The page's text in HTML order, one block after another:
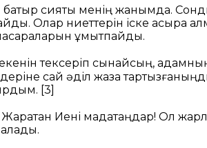
батыр сияқты менің жанымда.
Олар ниеттерін іске асыра
ұмытпайды.
тексеріп сынайсың,
сай әділ жаза
[3]
Иені мадақтаңдар! Ол